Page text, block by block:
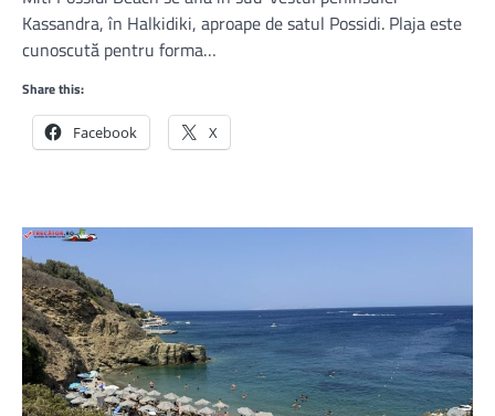
Kassandra, în Halkidiki, aproape de satul Possidi. Plaja este
cunoscută pentru forma…
Share this:
Facebook X